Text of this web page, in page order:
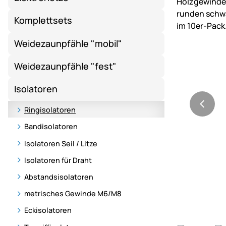
Komplettsets
Weidezaunpfähle "mobil"
Weidezaunpfähle "fest"
Isolatoren
Ringisolatoren
Bandisolatoren
Isolatoren Seil / Litze
Isolatoren für Draht
Abstandsisolatoren
metrisches Gewinde M6/M8
Eckisolatoren